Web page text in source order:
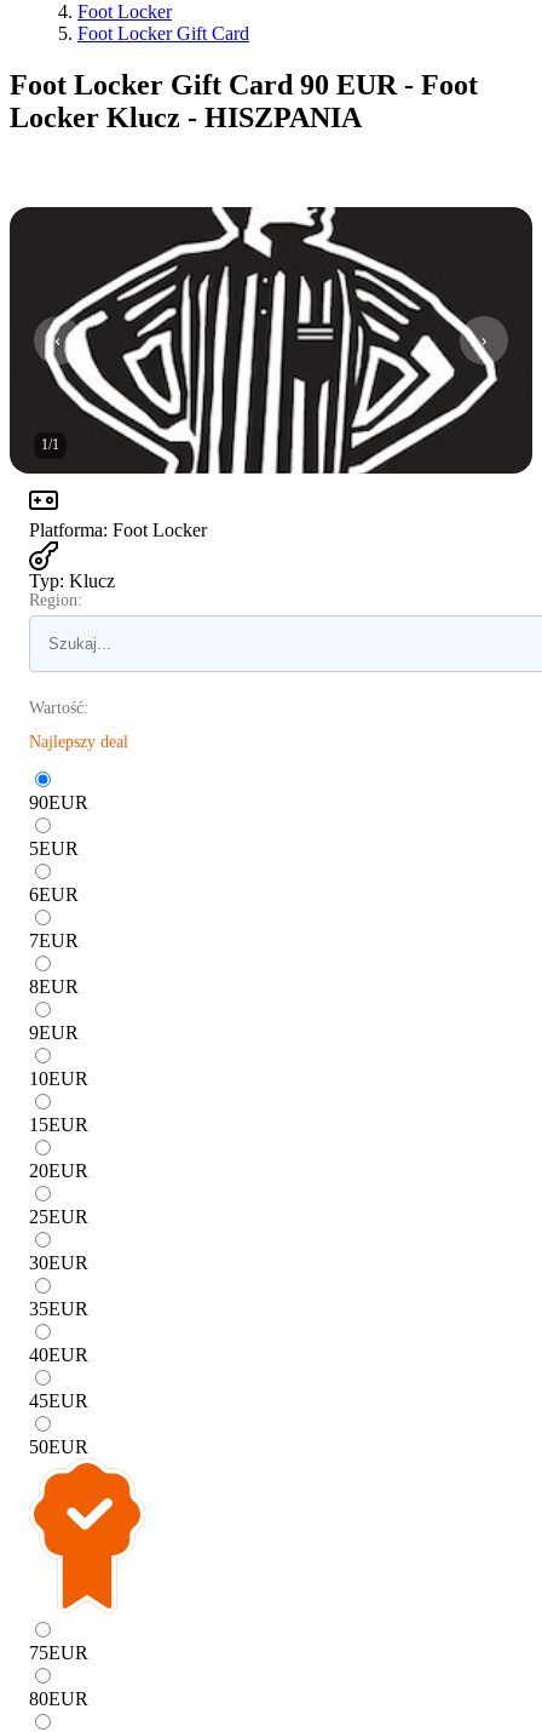
Foot Locker
Foot Locker Gift Card
Foot Locker Gift Card 90 EUR - Foot
Locker Klucz - HISZPANIA
1/1
Platforma: Foot Locker
Typ: Klucz
Region:
Wartość:
Najlepszy deal
90EUR
5EUR
6EUR
7EUR
8EUR
9EUR
10EUR
15EUR
20EUR
25EUR
30EUR
35EUR
40EUR
45EUR
50EUR
75EUR
80EUR